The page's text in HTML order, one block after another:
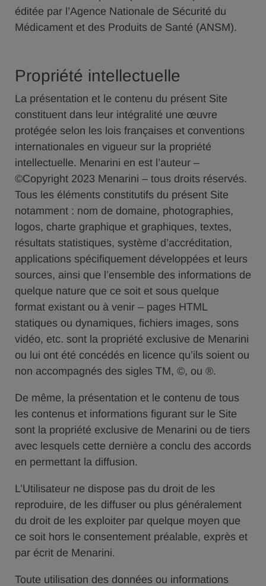
éditée par l’Agence Nationale de Sécurité du
Médicament et des Produits de Santé (ANSM).
Propriété intellectuelle
La présentation et le contenu du présent Site
constituent dans leur intégralité une œuvre
protégée selon les lois françaises et conventions
internationales en vigueur sur la propriété
intellectuelle. Menarini en est l’auteur –
©Copyright 2023 Menarini – tous droits réservés.
Tous les éléments constitutifs du présent Site
notamment : nom de domaine, photographies,
logos, charte graphique et graphiques, textes,
résultats statistiques, système d’accréditation,
applications spécifiquement développées et leurs
sources, ainsi que l’ensemble des informations de
quelque nature que ce soit et sous quelque
format existant ou à venir – pages HTML
statiques ou dynamiques, fichiers images, sons
vidéo, etc. sont la propriété exclusive de Menarini
ou lui ont été concédés en licence qu’ils soient ou
non accompagnés des sigles TM, ©, ou ®.
De même, la présentation et le contenu de tous
les contenus et informations figurant sur le Site
sont la propriété exclusive de Menarini ou de tiers
avec lesquels cette dernière a conclu des accords
en permettant la diffusion.
L’Utilisateur ne dispose pas du droit de les
reproduire, de les diffuser ou plus généralement
du droit de les exploiter par quelque moyen que
ce soit hors le consentement préalable, exprès et
par écrit de Menarini.
Toute utilisation des données ou informations